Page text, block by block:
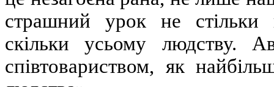
страшний урок не стільки
скільки усьому людству.
співтовариством, як